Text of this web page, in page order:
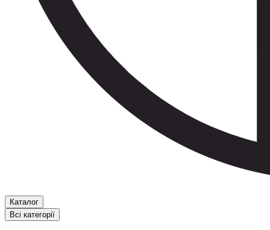
Каталог
Всі категорії